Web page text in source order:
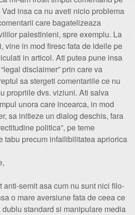
insa ca nu aveti nicio problema
care bagatelizeaza
palestinieni, spre exemplu. La
vine in mod firesc fata de ideile pe
in articol. Ati putea pune insa
disclaimer” prin care va
sa stergeti comentariile ce nu
propriile dvs. viziuni. Ati salva
unora care incearca, in mod
sa initieze un dialog deschis, fara
politica”, pe teme
tabu precum infailibilitatea apriorica
anti-semit asa cum nu sunt nici filo-
o mare aversiune fata de ceea ce
dublu standard si manipulare media